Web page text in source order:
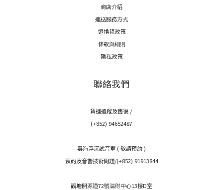
商店介紹
運送服務方式
退換貨政策
條款與細則
隱私政策
聯絡我們
貨運追蹤及售後 /
(+852) 94652487
毒海浮沉試音室 ( 敬請預約 )
預約及音響技術問題/(+852) 91913844
觀塘開源道72號溢財中心13樓D室